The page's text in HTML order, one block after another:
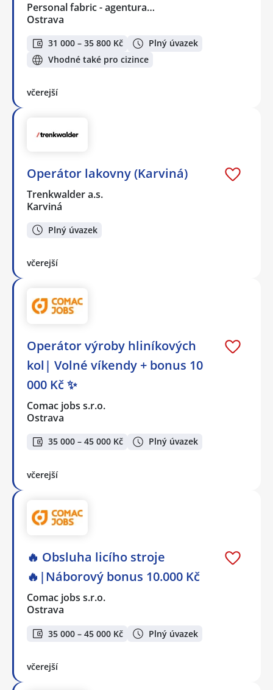
Personal fabric - agentura…
Ostrava
31 000 – 35 800 Kč
Plný úvazek
Vhodné také pro cizince
včerejší
Operátor lakovny (Karviná)
Trenkwalder a.s.
Karviná
Plný úvazek
včerejší
Operátor výroby hliníkových
kol| Volné víkendy + bonus 10
000 Kč ✨
Comac jobs s.r.o.
Ostrava
35 000 – 45 000 Kč Plný úvazek
včerejší
🔥 Obsluha licího stroje
🔥|Náborový bonus 10.000 Kč
Comac jobs s.r.o.
Ostrava
35 000 – 45 000 Kč Plný úvazek
včerejší